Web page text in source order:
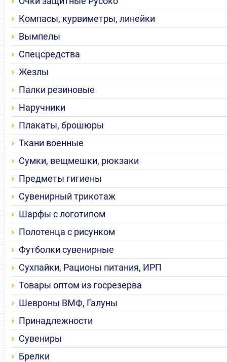
Компасы, курвиметры, линейки
Вымпелы
Спецсредства
Жезлы
Палки резиновые
Наручники
Плакаты, брошюры
Ткани военные
Сумки, вещмешки, рюкзаки
Предметы гигиены
Сувенирный трикотаж
Шарфы с логотипом
Полотенца с рисунком
Футболки сувенирные
Сухпайки, Рационы питания, ИРП
Товары оптом из госрезерва
Шевроны ВМФ, Галуны
Принадлежности
Сувениры
Брелки